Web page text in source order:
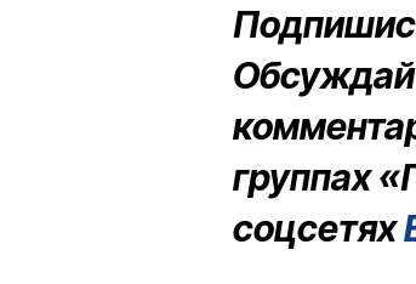
Обсуждай
группах
соцсетях